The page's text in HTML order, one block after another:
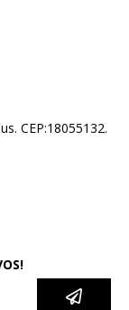
CEP:18055132.